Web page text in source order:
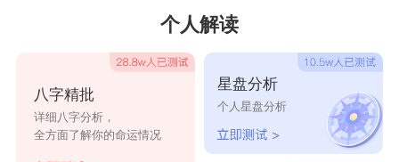
木夕
浮浅 鬼魅 余阳
初懵
遗忘
柚苏
鱼梓
昔年
奈奈 逗逗
素念
个人解读
八字精批
详细八字分析，
全方面了解你的命运情况
星盘分析
个人星盘分析